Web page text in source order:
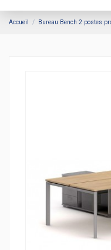
Accueil Bureau Bench 2 postes